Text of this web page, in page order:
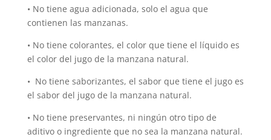
• No tiene agua adicionada, solo el agua que
contienen las manzanas.
• No tiene colorantes, el color que tiene el líquido es
el color del jugo de la manzana natural.
• No tiene saborizantes, el sabor que tiene el jugo es
el sabor del jugo de la manzana natural.
• No tiene preservantes, ni ningún otro tipo de
aditivo o ingrediente que no sea la manzana natural.